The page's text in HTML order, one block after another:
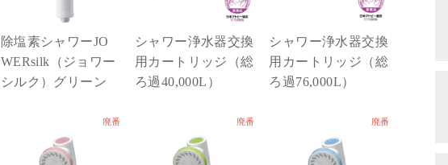
除塩素シャワーJO
WERsilk（ジョワー
シルク）グリーン
シャワー浄水器交換
用カートリッジ（総
ろ過40,000L）
シャワー浄水器交換
用カートリッジ（総
ろ過76,000L）
廃番 廃番 廃番